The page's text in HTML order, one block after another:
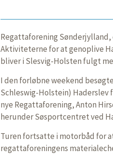
Regattaforening Sønderjylland,
Aktiviteterne for at genoplive
bliver i Slesvig-Holsten fulgt
I den forløbne weekend
Schleswig-Holstein) Haderslev
nye Regattaforening, Anton
herunder Søsportcentret ved
Turen fortsatte i motorbåd for
regattaforeningens